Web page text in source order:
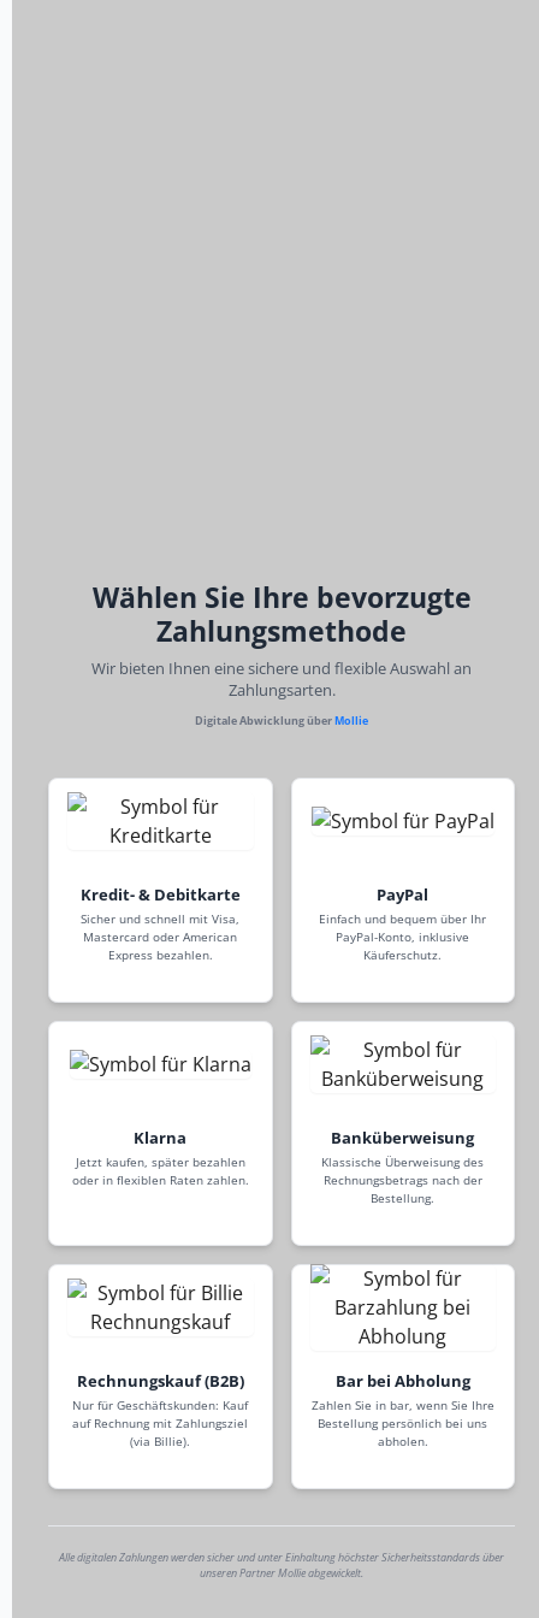
Wählen Sie Ihre bevorzugte
Zahlungsmethode
Wir bieten Ihnen eine sichere und flexible Auswahl an
Zahlungsarten.
Digitale Abwicklung überMollie
Kredit- & Debitkarte
Sicher und schnell mit Visa,
Mastercard oder American
Express bezahlen.
PayPal
Einfach und bequem über Ihr
PayPal-Konto, inklusive
Käuferschutz.
Klarna
Jetzt kaufen, später bezahlen
oder in flexiblen Raten zahlen.
Banküberweisung
Klassische Überweisung des
Rechnungsbetrags nach der
Bestellung.
Rechnungskauf (B2B)
Nur für Geschäftskunden: Kauf
auf Rechnung mit Zahlungsziel
(via Billie).
Bar bei Abholung
Zahlen Sie in bar, wenn Sie Ihre
Bestellung persönlich bei uns
abholen.
Alle digitalen Zahlungen werden sicher und unter Einhaltung höchster Sicherheitsstandards über
unseren Partner Mollie abgewickelt.